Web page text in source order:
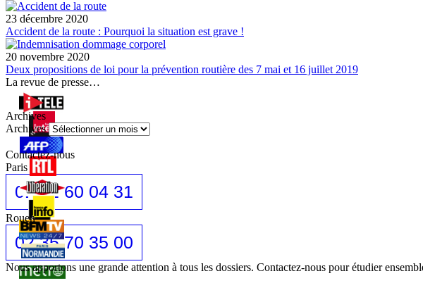
23 décembre 2020
Accident de la route : Pourquoi la situation est grave !
20 novembre 2020
Deux propositions de loi pour la prévention routière des 7 mai et 16 juillet 2019
La revue de presse…
Archives
Archives
Contactez-nous
Paris
01 42 60 04 31
Rouen
02 35 70 35 00
Nous apportons une grande attention à tous les dossiers. Contactez-nous pour étudier